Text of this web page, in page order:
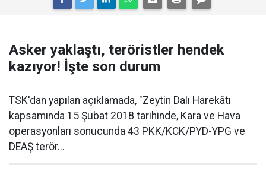
Asker yaklaştı, teröristler hendek
kazıyor! İşte son durum
TSK'dan yapılan açıklamada, "Zeytin Dalı Harekâtı
kapsamında 15 Şubat 2018 tarihinde, Kara ve Hava
operasyonları sonucunda 43 PKK/KCK/PYD-YPG ve
DEAŞ terör...